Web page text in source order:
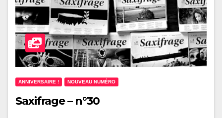
ANNIVERSAIRE ! NOUVEAU NUMÉRO
Saxifrage – n°30